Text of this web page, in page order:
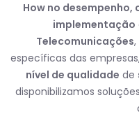
How no
implementação
Telecomunicações
específicas das
nível de qualidade de
disponibilizamos